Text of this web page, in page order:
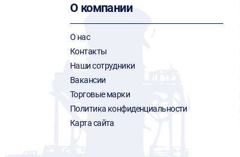
О компании
О нас
Контакты
Наши сотрудники
Вакансии
Торговые марки
Политика конфиденциальности
Карта сайта